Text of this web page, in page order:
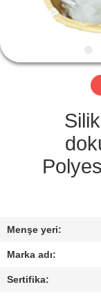
KONTROL
BIZE
ULAŞIN
SERVIS
TEKLIF
ISTEĞI
Menşe yeri:
Marka adı:
Sertifika: